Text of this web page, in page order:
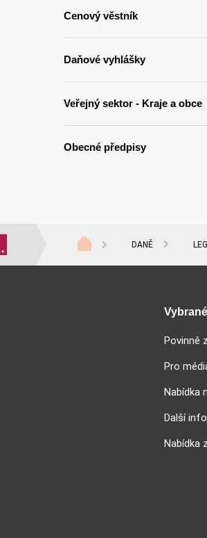
Cenový věstník
Daňové vyhlášky
Veřejný sektor - Kraje a obce
Obecné předpisy
DANĚ
Povinně
Pro
Nabídka
Další
Nabídka